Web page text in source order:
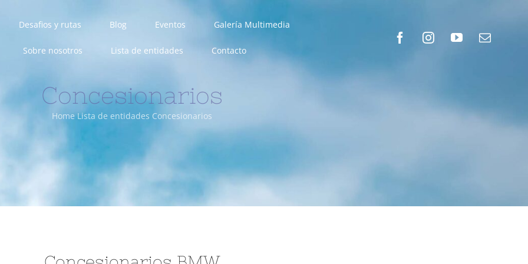
Desafios y rutas Blog Eventos Galería Multimedia
Sobre nosotros Lista de entidades Contacto
Concesionarios
Home Lista de entidades Concesionarios